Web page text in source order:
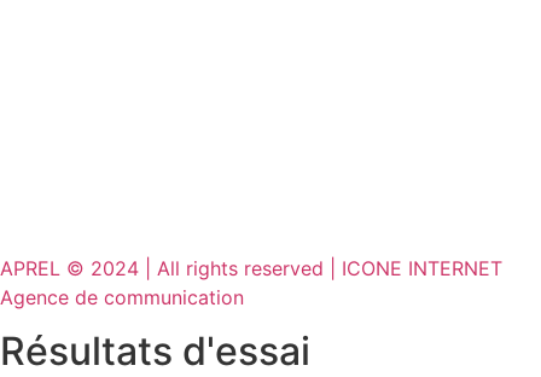
APREL © 2024 | All rights reserved | ICONE INTERNET
Agence de communication
Résultats d'essai